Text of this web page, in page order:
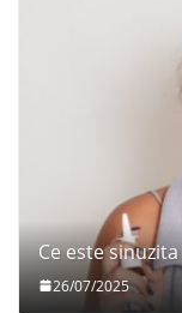
Ce este
26/07/2025